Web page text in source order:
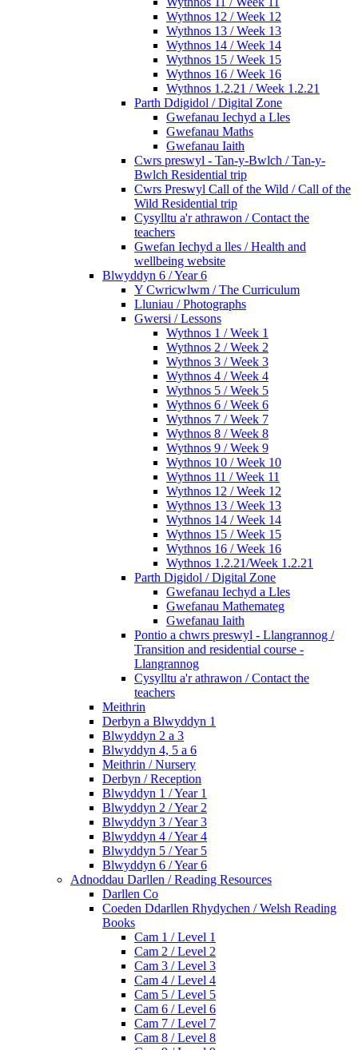
Wythnos 12 / Week 12
Wythnos 13 / Week 13
Wythnos 14 / Week 14
Wythnos 15 / Week 15
Wythnos 16 / Week 16
Wythnos 1.2.21 / Week 1.2.21
Parth Ddigidol / Digital Zone
Gwefanau Iechyd a Lles
Gwefanau Maths
Gwefanau Iaith
Cwrs preswyl - Tan-y-Bwlch / Tan-y-
Bwlch Residential trip
Cwrs Preswyl Call of the Wild / Call of the
Wild Residential trip
Cysylltu a'r athrawon / Contact the
teachers
Gwefan Iechyd a lles / Health and
wellbeing website
Blwyddyn 6 / Year 6
Y Cwricwlwm / The Curriculum
Lluniau / Photographs
Gwersi / Lessons
Wythnos 1 / Week 1
Wythnos 2 / Week 2
Wythnos 3 / Week 3
Wythnos 4 / Week 4
Wythnos 5 / Week 5
Wythnos 6 / Week 6
Wythnos 7 / Week 7
Wythnos 8 / Week 8
Wythnos 9 / Week 9
Wythnos 10 / Week 10
Wythnos 11 / Week 11
Wythnos 12 / Week 12
Wythnos 13 / Week 13
Wythnos 14 / Week 14
Wythnos 15 / Week 15
Wythnos 16 / Week 16
Wythnos 1.2.21/Week 1.2.21
Parth Digidol / Digital Zone
Gwefanau Iechyd a Lles
Gwefanau Mathemateg
Gwefanau Iaith
Pontio a chwrs preswyl - Llangrannog /
Transition and residential course -
Llangrannog
Cysylltu a'r athrawon / Contact the
teachers
Meithrin
Derbyn a Blwyddyn 1
Blwyddyn 2 a 3
Blwyddyn 4, 5 a 6
Meithrin / Nursery
Derbyn / Reception
Blwyddyn 1 / Year 1
Blwyddyn 2 / Year 2
Blwyddyn 3 / Year 3
Blwyddyn 4 / Year 4
Blwyddyn 5 / Year 5
Blwyddyn 6 / Year 6
Adnoddau Darllen / Reading Resources
Darllen Co
Coeden Ddarllen Rhydychen / Welsh Reading
Books
Cam 1 / Level 1
Cam 2 / Level 2
Cam 3 / Level 3
Cam 4 / Level 4
Cam 5 / Level 5
Cam 6 / Level 6
Cam 7 / Level 7
Cam 8 / Level 8